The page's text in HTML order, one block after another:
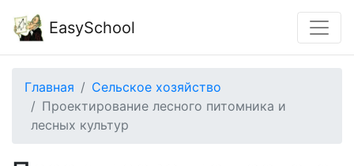
EasySchool
Главная
Сельское хозяйство
Проектирование лесного питомника и
лесных культур